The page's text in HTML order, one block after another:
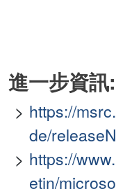
進一步資訊:
https://
de/
https://
etin/